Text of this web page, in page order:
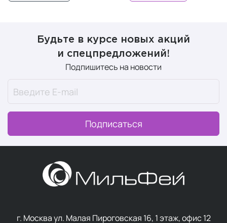
Будьте в курсе новых акций
и спецпредложений!
Подпишитесь на новости
Подписаться
г. Москва ул. Малая Пироговская 16, 1 этаж, офис 12